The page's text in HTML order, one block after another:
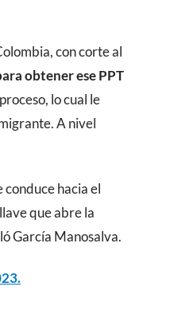
con corte al
obtener ese PPT
lo cual le
A nivel
conduce hacia el
que abre la
García Manosalva.